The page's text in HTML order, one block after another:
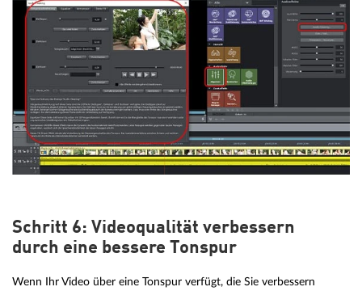
Schritt 6: Videoqualität verbessern
durch eine bessere Tonspur
Wenn Ihr Video über eine Tonspur verfügt, die Sie verbessern